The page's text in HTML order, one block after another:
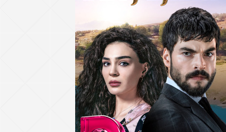
103 серия
105 серия
106 серия 107 серия
109 серия
110 серия 111 серия
113 серия
114 серия 115 серия
117 серия
118 серия 119 серия